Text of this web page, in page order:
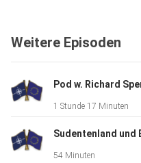
Weitere Episoden
1 Stunde 17 Minuten
54 Minuten